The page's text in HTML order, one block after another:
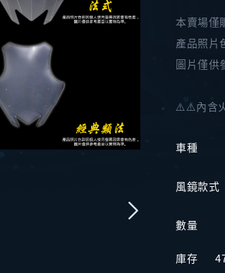
本賣場僅
產品照片
圖片僅供
⚠️⚠️內含
車種
風鏡款式
數量
庫存